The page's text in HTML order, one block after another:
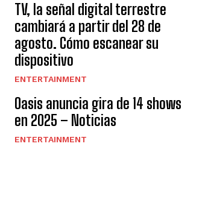
TV, la señal digital terrestre
cambiará a partir del 28 de
agosto. Cómo escanear su
dispositivo
ENTERTAINMENT
Oasis anuncia gira de 14 shows
en 2025 – Noticias
ENTERTAINMENT